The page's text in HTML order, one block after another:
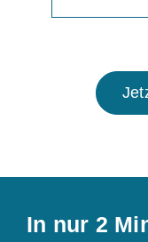
In nur 2